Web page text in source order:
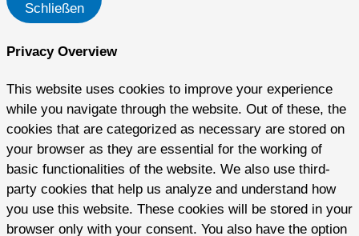
Schließen
Privacy Overview
This website uses cookies to improve your experience
while you navigate through the website. Out of these, the
cookies that are categorized as necessary are stored on
your browser as they are essential for the working of
basic functionalities of the website. We also use third-
party cookies that help us analyze and understand how
you use this website. These cookies will be stored in your
browser only with your consent. You also have the option